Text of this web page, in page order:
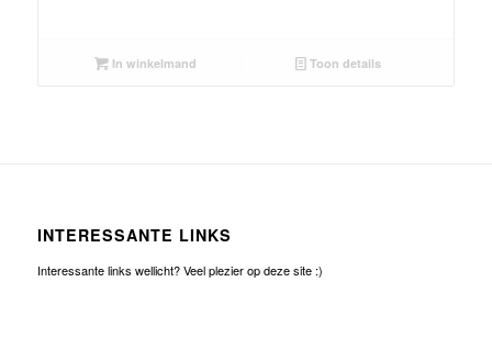
In winkelmand Toon details
INTERESSANTE LINKS
Interessante links wellicht? Veel plezier op deze site :)